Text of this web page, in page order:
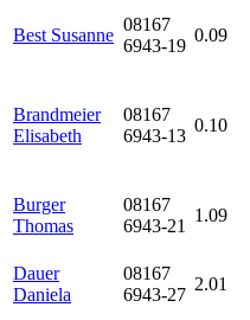
Best Susanne
08167
6943-19
0.09
Brandmeier
Elisabeth
08167
6943-13
0.10
Burger
Thomas
08167
6943-21
1.09
Dauer
Daniela
08167
6943-27
2.01